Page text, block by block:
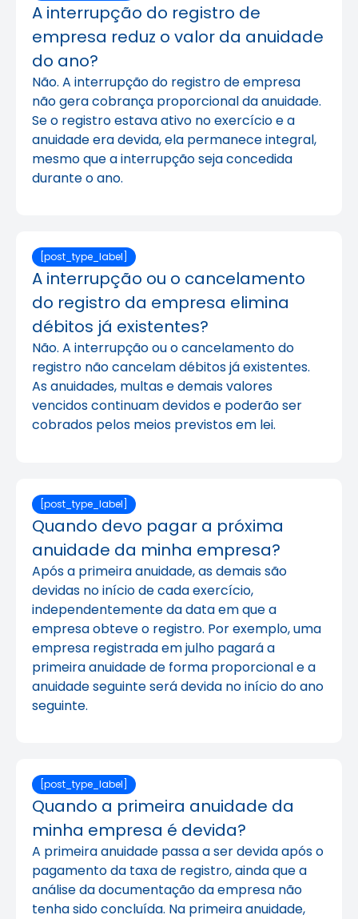
A interrupção do registro de
empresa reduz o valor da anuidade
do ano?
Não. A interrupção do registro de empresa
não gera cobrança proporcional da anuidade.
Se o registro estava ativo no exercício e a
anuidade era devida, ela permanece integral,
mesmo que a interrupção seja concedida
durante o ano.
[post_type_label]
A interrupção ou o cancelamento
do registro da empresa elimina
débitos já existentes?
Não. A interrupção ou o cancelamento do
registro não cancelam débitos já existentes.
As anuidades, multas e demais valores
vencidos continuam devidos e poderão ser
cobrados pelos meios previstos em lei.
[post_type_label]
Quando devo pagar a próxima
anuidade da minha empresa?
Após a primeira anuidade, as demais são
devidas no início de cada exercício,
independentemente da data em que a
empresa obteve o registro. Por exemplo, uma
empresa registrada em julho pagará a
primeira anuidade de forma proporcional e a
anuidade seguinte será devida no início do ano
seguinte.
[post_type_label]
Quando a primeira anuidade da
minha empresa é devida?
A primeira anuidade passa a ser devida após o
pagamento da taxa de registro, ainda que a
análise da documentação da empresa não
tenha sido concluída. Na primeira anuidade,